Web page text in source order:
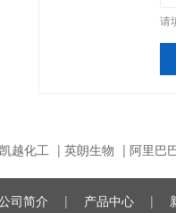
请
凯越化工 | 英朗生物 | 阿里巴
司简介 | 产品中心 |